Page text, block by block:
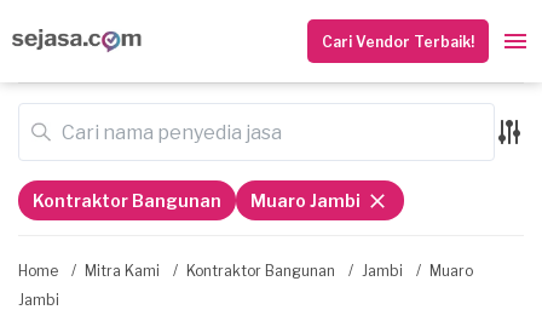
Cari Vendor Terbaik!
Home / Mitra Kami / Kontraktor Bangunan / Jambi / Muaro
Jambi
Kontraktor Bangunan Muaro Jambi